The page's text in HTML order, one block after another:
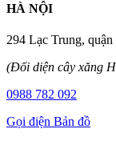
HÀ NỘI
294 Lạc Trung,
(Đối diện cây xăng
0988 782 092
Gọi điện Bản đồ